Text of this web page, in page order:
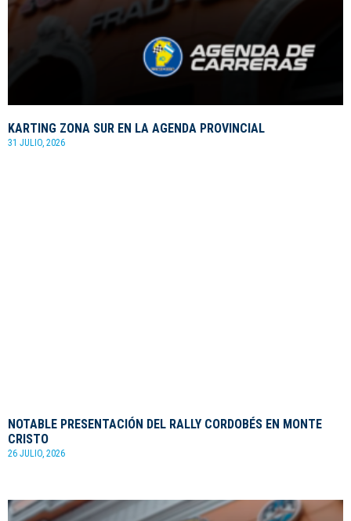
KARTING ZONA SUR EN LA AGENDA PROVINCIAL
31 JULIO, 2026
NOTABLE PRESENTACIÓN DEL RALLY CORDOBÉS EN MONTE
CRISTO
26 JULIO, 2026